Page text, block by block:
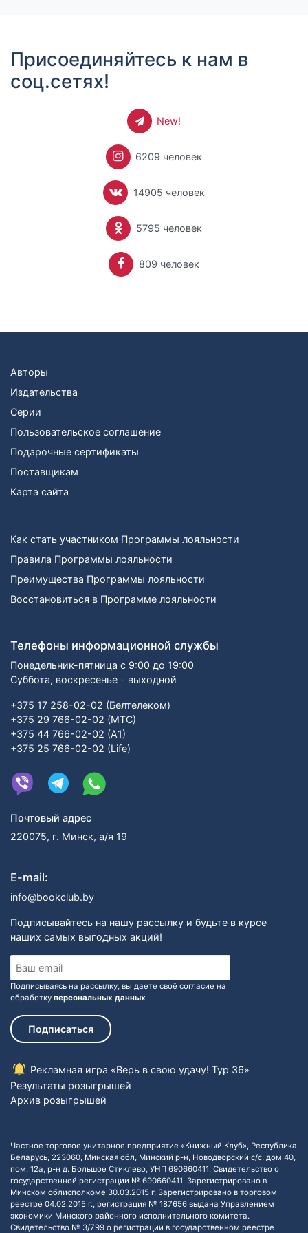
Присоединяйтесь к нам в
соц.сетях!
New!
6209 человек
14905 человек
5795 человек
809 человек
Авторы
Издательства
Серии
Пользовательское соглашение
Подарочные сертификаты
Поставщикам
Карта сайта
Как стать участником Программы лояльности
Правила Программы лояльности
Преимущества Программы лояльности
Восстановиться в Программе лояльности
Телефоны информационной службы
Понедельник-пятница с 9:00 до 19:00
Суббота, воскресенье - выходной
+375 17 258-02-02 (Белтелеком)
+375 29 766-02-02 (МТС)
+375 44 766-02-02 (А1)
+375 25 766-02-02 (Life)
Почтовый адрес
220075, г. Минск, а/я 19
E-mail:
info@bookclub.by
Подписывайтесь на нашу рассылку и будьте в курсе
наших самых выгодных акций!
Подписываясь на рассылку, вы даете своё согласие на
обработку персональных данных
Подписаться
Рекламная игра «Верь в свою удачу! Тур 36»
Результаты розыгрышей
Архив розыгрышей
Частное торговое унитарное предприятие «Книжный Клуб», Республика
Беларусь, 223060, Минская обл, Минский р-н, Новодворский с/с, дом 40,
пом. 12а, р-н д. Большое Стиклево, УНП 690660411. Свидетельство о
государственной регистрации № 690660411. Зарегистрировано в
Минском облисполкоме 30.03.2015 г. Зарегистрировано в торговом
реестре 04.02.2015 г., регистрация № 187656 выдана Управлением
экономики Минского районного исполнительного комитета.
Свидетельство № 3/799 о регистрации в государственном реестре